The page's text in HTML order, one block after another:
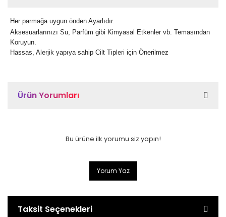
Her parmağa uygun önden Ayarlıdır.
Aksesuarlarınızı Su, Parfüm gibi Kimyasal Etkenler vb. Temasından
Koruyun.
Hassas, Alerjik yapıya sahip Cilt Tipleri için Önerilmez
Ürün Yorumları
Bu ürüne ilk yorumu siz yapın!
Yorum Yaz
Taksit Seçenekleri